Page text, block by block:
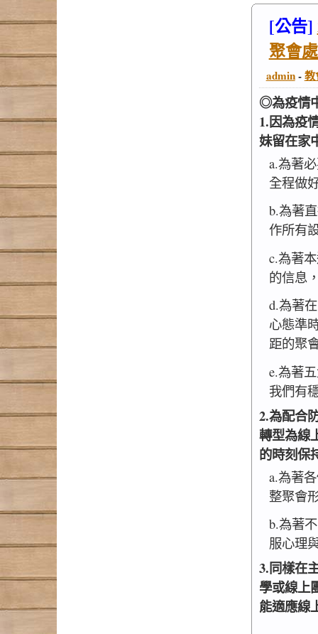
Line群組
[公告]
聚會
admin-教
◎為疫情
1.因為疫
妹留在家
a.為著
全程做
b.為著
作所有
c.為著
的信息
d.為著
心態準
距的聚
e.為著
我們有
2.為配合
轉型為線
的時刻保
a.為著
整聚會
b.為著
服心理
3.同樣在
學或線上
能適應線